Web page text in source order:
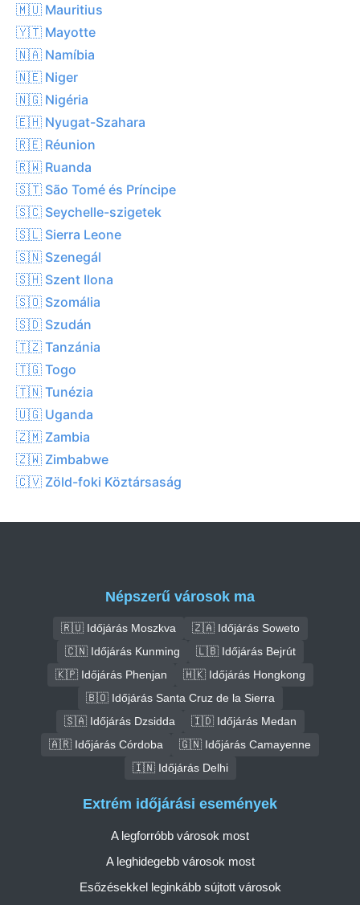
🇲🇺 Mauritius
🇾🇹 Mayotte
🇳🇦 Namíbia
🇳🇪 Niger
🇳🇬 Nigéria
🇪🇭 Nyugat-Szahara
🇷🇪 Réunion
🇷🇼 Ruanda
🇸🇹 São Tomé és Príncipe
🇸🇨 Seychelle-szigetek
🇸🇱 Sierra Leone
🇸🇳 Szenegál
🇸🇭 Szent Ilona
🇸🇴 Szomália
🇸🇩 Szudán
🇹🇿 Tanzánia
🇹🇬 Togo
🇹🇳 Tunézia
🇺🇬 Uganda
🇿🇲 Zambia
🇿🇼 Zimbabwe
🇨🇻 Zöld-foki Köztársaság
Népszerű városok ma
🇷🇺 Időjárás Moszkva
🇿🇦 Időjárás Soweto
🇨🇳 Időjárás Kunming
🇱🇧 Időjárás Bejrút
🇰🇵 Időjárás Phenjan
🇭🇰 Időjárás Hongkong
🇧🇴 Időjárás Santa Cruz de la Sierra
🇸🇦 Időjárás Dzsidda
🇮🇩 Időjárás Medan
🇦🇷 Időjárás Córdoba
🇬🇳 Időjárás Camayenne
🇮🇳 Időjárás Delhi
Extrém időjárási események
A legforróbb városok most
A leghidegebb városok most
Esőzésekkel leginkább sújtott városok